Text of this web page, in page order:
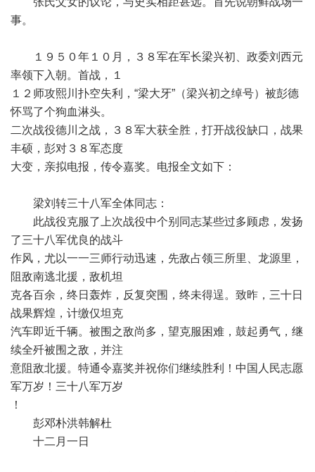
事。
１９５０年１０月，３８军在军长梁兴初、政委刘西元
率领下入朝。首战，１
１２师攻熙川扑空失利，“梁大牙”（梁兴初之绰号）被彭德
怀骂了个狗血淋头。
二次战役德川之战，３８军大获全胜，打开战役缺口，战果
丰硕，彭对３８军态度
大变，亲拟电报，传令嘉奖。电报全文如下：
梁刘转三十八军全体同志：
此战役克服了上次战役中个别同志某些过多顾虑，发扬
了三十八军优良的战斗
作风，尤以一一三师行动迅速，先敌占领三所里、龙源里，
阻敌南逃北援，敌机坦
克各百余，终日轰炸，反复突围，终未得逞。致昨，三十日
战果辉煌，计缴仅坦克
汽车即近千辆。被围之敌尚多，望克服困难，鼓起勇气，继
续全歼被围之敌，并注
意阻敌北援。特通令嘉奖并祝你们继续胜利！中国人民志愿
军万岁！三十八军万岁
！
彭邓朴洪韩解杜
十二月一日